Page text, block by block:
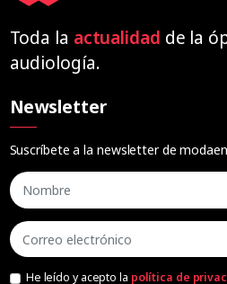
Toda la actualidad de la
audiología.
Newsletter
Suscríbete a la newsletter de
He leído y acepto la política de